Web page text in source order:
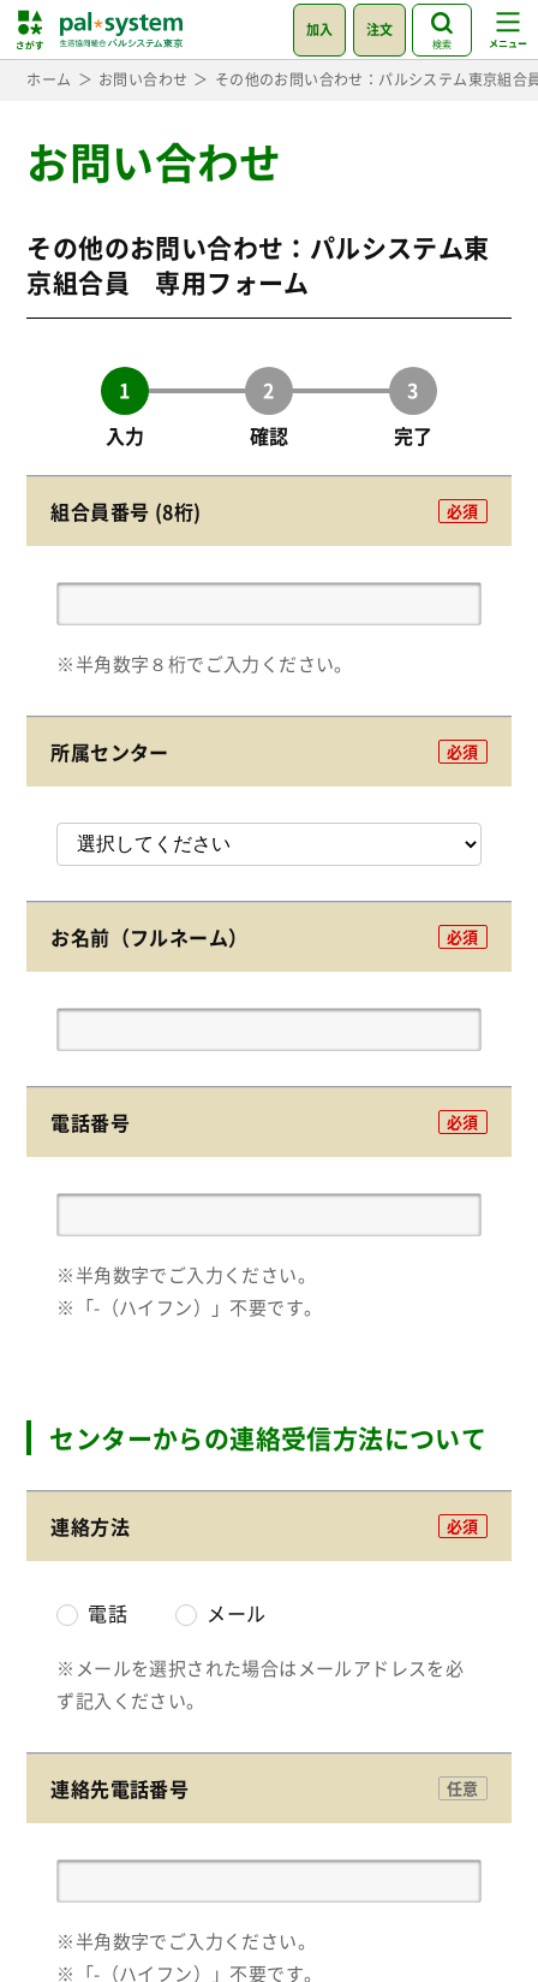
加入 注文
検索
ホーム お問い合わせ その他のお問い合わせ：パルシステム東京組
お問い合わせ
その他のお問い合わせ：パルシステム東
京組合員 専用フォーム
入力 確認 完了
組合員番号 (8桁) 必須
※半角数字８桁でご入力ください。
所属センター 必須
お名前（フルネーム） 必須
電話番号 必須
※半角数字でご入力ください。
※「-（ハイフン）」不要です。
センターからの連絡受信方法について
連絡方法 必須
電話 メール
※メールを選択された場合はメールアドレスを必
ず記入ください。
連絡先電話番号 任意
※半角数字でご入力ください。
※「-（ハイフン）」不要です。